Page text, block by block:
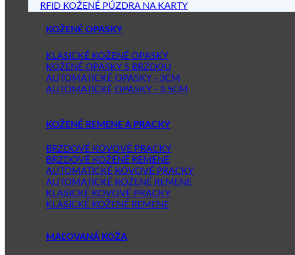
RFID KOŽENÉ PÚZDRA NA KARTY
KOŽENÉ OPASKY
KLASICKÉ KOŽENÉ OPASKY
KOŽENÉ OPASKY S BRZDOU
AUTOMATICKÉ OPASKY - 3CM
AUTOMATICKÉ OPASKY - 3.5CM
KOŽENÉ REMENE A PRACKY
BRZDOVÉ KOVOVÉ PRACKY
BRZDOVÉ KOŽENÉ REMENE
AUTOMATICKÉ KOVOVÉ PRACKY
AUTOMATICKÉ KOŽENÉ REMENE
KLASICKÉ KOVOVÉ PRACKY
KLASICKÉ KOŽENÉ REMENE
MAĽOVANÁ KOŽA